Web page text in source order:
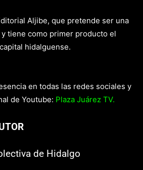
Aljibe, que pretende ser una
tiene como primer producto el
hidalguense.
en todas las redes sociales y
de Youtube: Plaza Juárez TV.
de Hidalgo